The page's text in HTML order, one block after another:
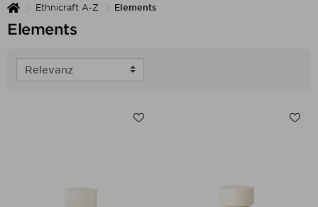
Ethnicraft A-Z Elements
Elements